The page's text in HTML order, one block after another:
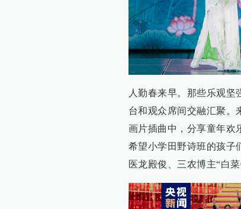
人勤春来早。那些乐观
台和观众席间交融汇聚。
画片插曲中，分享童年欢
希望小学田野诗班的孩子
医龙殿俊、三农博主“白